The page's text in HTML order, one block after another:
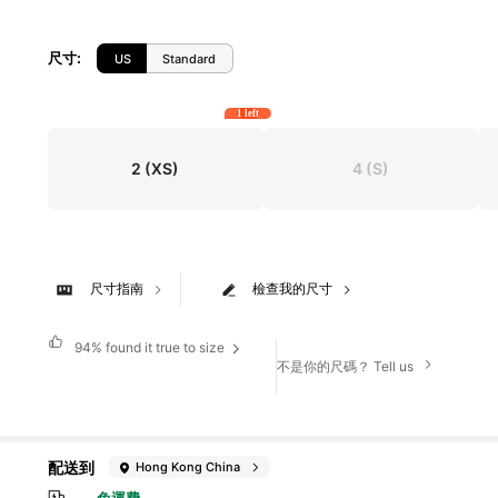
尺寸: US Standard
2 (XS)
1 left
4(S)
檢查我的尺寸
尺寸指南
94% found it true to size
不是你的尺碼？ Tell us
配送到 Hong Kong China